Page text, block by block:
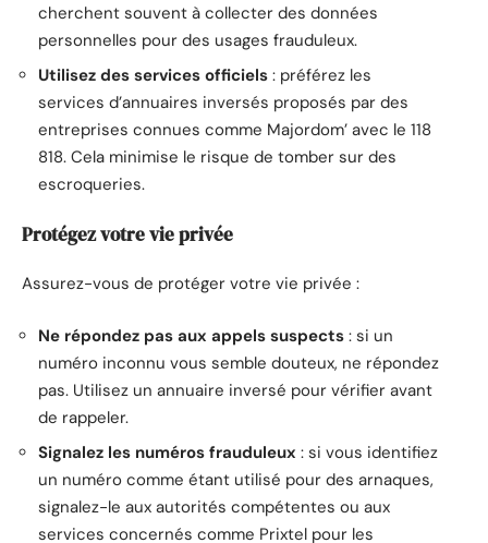
cherchent souvent à collecter des données
personnelles pour des usages frauduleux.
Utilisez des services officiels : préférez les
services d’annuaires inversés proposés par des
entreprises connues comme Majordom’ avec le 118
818. Cela minimise le risque de tomber sur des
escroqueries.
Protégez votre vie privée
Assurez-vous de protéger votre vie privée :
Ne répondez pas aux appels suspects : si un
numéro inconnu vous semble douteux, ne répondez
pas. Utilisez un annuaire inversé pour vérifier avant
de rappeler.
Signalez les numéros frauduleux : si vous identifiez
un numéro comme étant utilisé pour des arnaques,
signalez-le aux autorités compétentes ou aux
services concernés comme Prixtel pour les